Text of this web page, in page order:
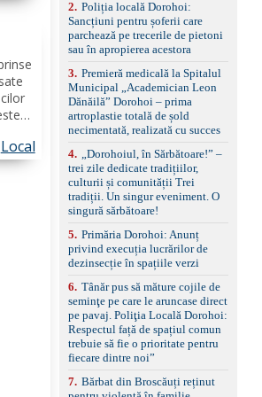
în
Local
reglaj lombar electric
pentru șofer și pasager
Volan multifuncțional
îmbrăcat în piele, cu
treptelor Adaptive cruise
control, asistent
schimbare bandă și
menținere bandă Faruri
bi-xenon adaptive cu
funcție Cornering,
asistent fază lungă
automată , lumini de zi
LED, proiectoare ceață
LED, spălătoare faruri
față/spate, cameră
marșarier Keyless entry
& start, geamuri electrice
electrice, încălzite și
rabatabile Sistem hands-
free, Bluetooth, USB
Sistem start/stop, frână
de parcare electrică,
anvelope vară runflat
Control presiune pneuri,
filtru de particule,
2. Poliția locală Dorohoi:
Sancțiuni pentru șoferii care
parchează pe trecerile de pietoni
sau în apropierea acestora
3. Premieră medicală la Spitalul
Municipal „Academician Leon
Dănăilă” Dorohoi – prima
artroplastie totală de șold
necimentată, realizată cu succes
4.
„Dorohoiul, în Sărbătoare!” –
trei zile dedicate tradițiilor,
culturii și comunității Trei
tradiții. Un singur eveniment. O
singură sărbătoare!
5. Primăria Dorohoi: Anunț
privind execuția lucrărilor de
dezinsecție în spațiile verzi
6. Tânăr pus să măture cojile de
seminţe pe care le aruncase direct
pe pavaj. Poliţia Locală Dorohoi:
Respectul față de spațiul comun
trebuie să fie o prioritate pentru
fiecare dintre noi”
7. Bărbat din Broscăuți reținut